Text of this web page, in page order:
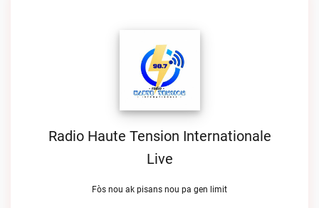
Radio Haute Tension Internationale
Live
Fòs nou ak pisans nou pa gen limit